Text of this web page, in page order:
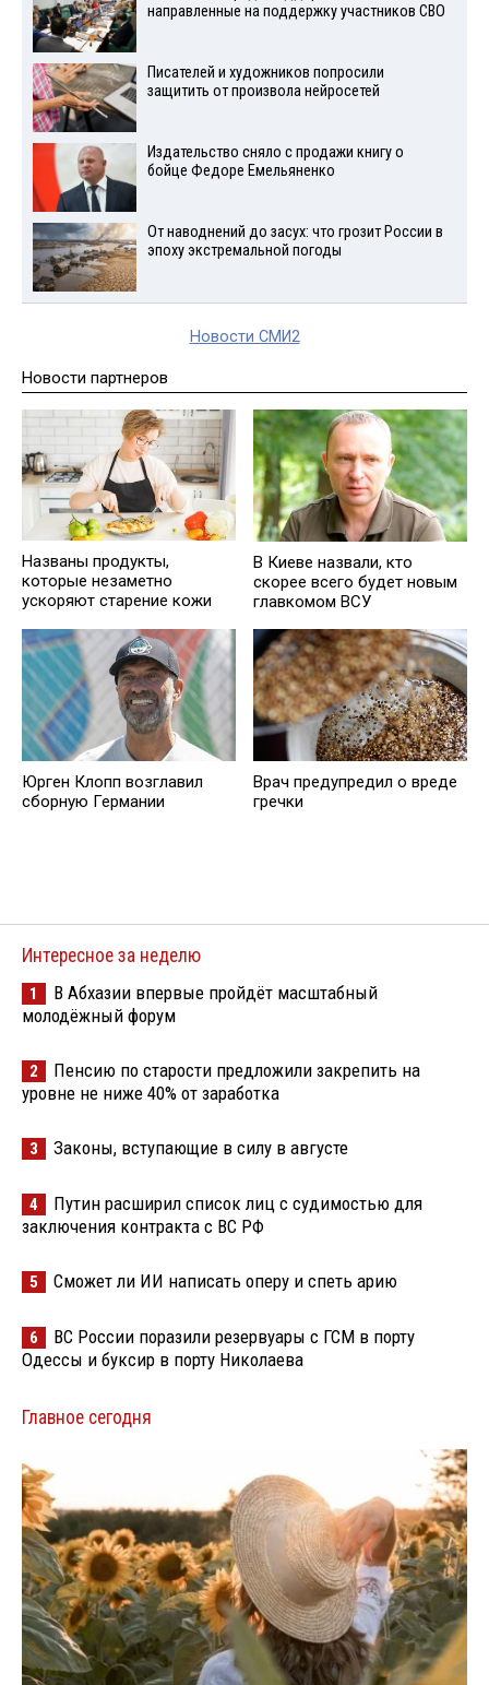
направленные на поддержку участников СВО
Писателей и художников попросили
защитить от произвола нейросетей
Издательство сняло с продажи книгу о
бойце Федоре Емельяненко
От наводнений до засух: что грозит России в
эпоху экстремальной погоды
Новости СМИ2
Новости партнеров
Названы продукты,
которые незаметно
ускоряют старение кожи
В Киеве назвали, кто
скорее всего будет новым
главкомом ВСУ
Юрген Клопп возглавил
сборную Германии
Врач предупредил о вреде
гречки
Интересное за неделю
1
В Абхазии впервые пройдёт масштабный
молодёжный форум
2
Пенсию по старости предложили закрепить на
уровне не ниже 40% от заработка
3 Законы, вступающие в силу в августе
4
Путин расширил список лиц с судимостью для
заключения контракта с ВС РФ
5 Сможет ли ИИ написать оперу и спеть арию
6
ВС России поразили резервуары с ГСМ в порту
Одессы и буксир в порту Николаева
Главное сегодня